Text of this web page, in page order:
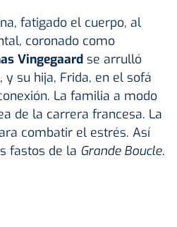
fatigado el cuerpo, al
coronado como
Vingegaard se arrulló
y su hija, Frida, en el sofá
La familia a modo
de la carrera francesa. La
combatir el estrés. Así
fastos de la Grande Boucle.